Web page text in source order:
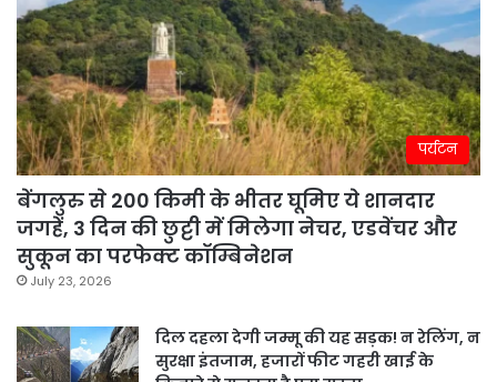
पर्यटन
बेंगलुरु से 200 किमी के भीतर घूमिए ये शानदार
जगहें, 3 दिन की छुट्टी में मिलेगा नेचर, एडवेंचर और
सुकून का परफेक्ट कॉम्बिनेशन
July 23, 2026
दिल दहला देगी जम्मू की यह सड़क! न रेलिंग, न
सुरक्षा इंतजाम, हजारों फीट गहरी खाई के